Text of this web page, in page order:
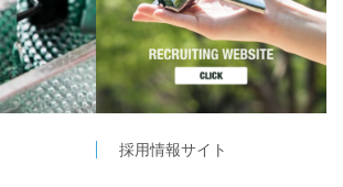
採用情報サイト